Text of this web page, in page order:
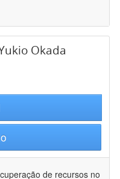
Okada
de recursos no